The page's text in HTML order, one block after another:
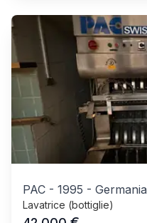
PAC - 1995 - Germania
Lavatrice (bottiglie)